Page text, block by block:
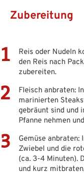
Zubereitung
Reis oder Nudeln
den Reis nach
zubereiten.
Fleisch anbraten:
marinierten
gebräunt sind und
Pfanne nehmen
Gemüse anbraten:
Zwiebel und die
(ca. 3-4 Minuten).
und kurz